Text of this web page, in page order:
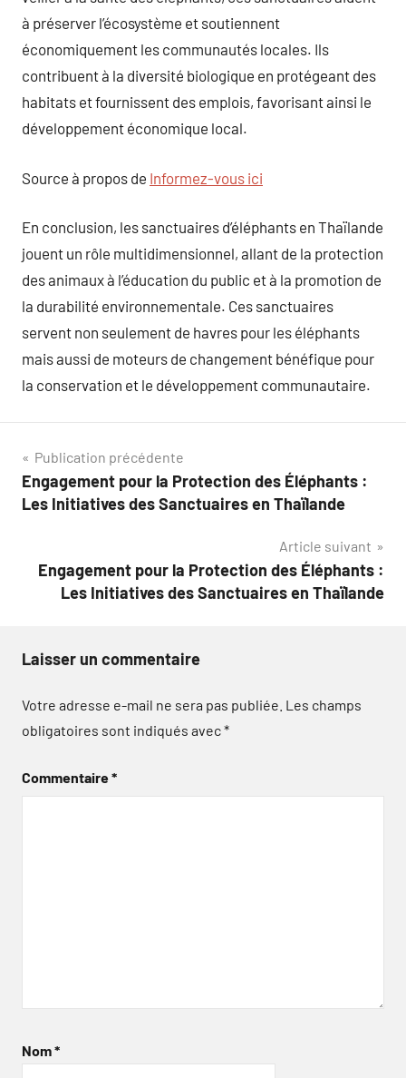
à préserver l’écosystème et soutiennent
économiquement les communautés locales. Ils
contribuent à la diversité biologique en protégeant des
habitats et fournissent des emplois, favorisant ainsi le
développement économique local.
Source à propos de Informez-vous ici
En conclusion, les sanctuaires d’éléphants en Thaïlande
jouent un rôle multidimensionnel, allant de la protection
des animaux à l’éducation du public et à la promotion de
la durabilité environnementale. Ces sanctuaires
servent non seulement de havres pour les éléphants
mais aussi de moteurs de changement bénéfique pour
la conservation et le développement communautaire.
Navigation
de
Publication précédente
Engagement pour la Protection des Éléphants :
Les Initiatives des Sanctuaires en Thaïlande
Article suivant
Engagement pour la Protection des Éléphants :
Les Initiatives des Sanctuaires en Thaïlande
Laisser un commentaire
Votre adresse e-mail ne sera pas publiée. Les champs
obligatoires sont indiqués avec*
Commentaire*
Nom*